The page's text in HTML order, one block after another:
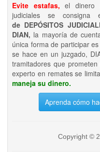
Evite estafas, el dinero
judiciales se consigna
de DEPÓSITOS
DIAN, la mayoría de
única forma de participar
se hace en un juzgado,
tramitadores que
experto en remates se
maneja su dinero.
Aprenda cómo
Copyright ©